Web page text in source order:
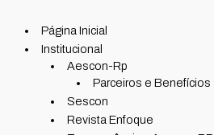
Página Inicial
Institucional
Aescon-Rp
Parceiros e Benefícios
Sescon
Revista Enfoque